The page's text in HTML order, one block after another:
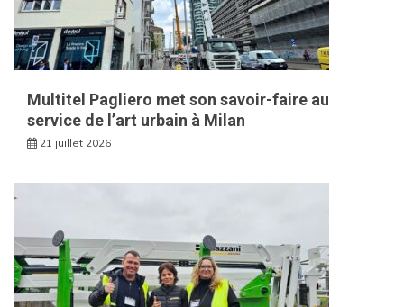
Multitel Pagliero met son savoir-faire au
service de l’art urbain à Milan
21 juillet 2026